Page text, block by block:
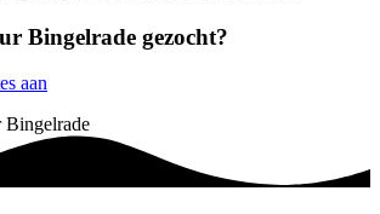
Bingelrade gezocht?
aan